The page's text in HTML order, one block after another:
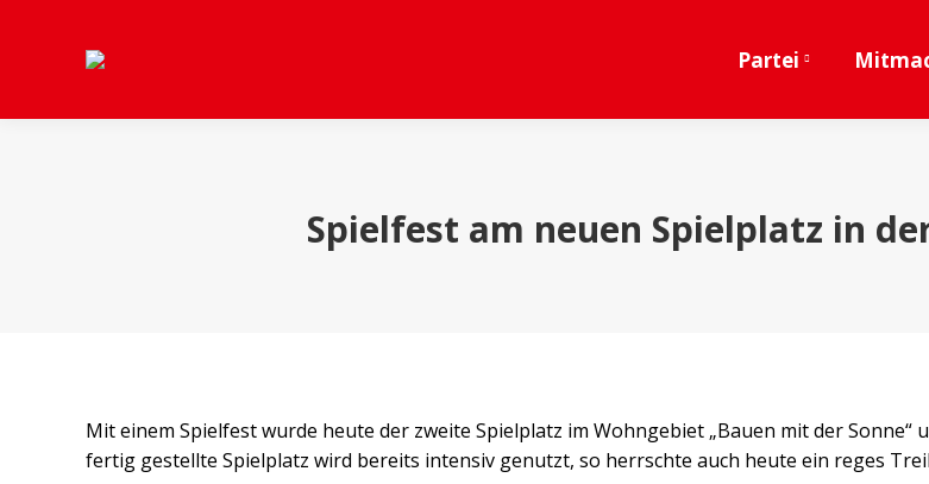
Partei
Spielfest am neuen Spielplatz in
Mit einem Spielfest wurde heute der zweite Spielplatz im Wohngebiet „Bauen mit der
fertig gestellte Spielplatz wird bereits intensiv genutzt, so herrschte auch heute ein reges